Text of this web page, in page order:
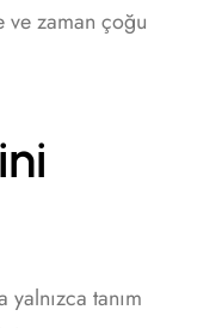
ve zaman çoğu
yalnızca tanım